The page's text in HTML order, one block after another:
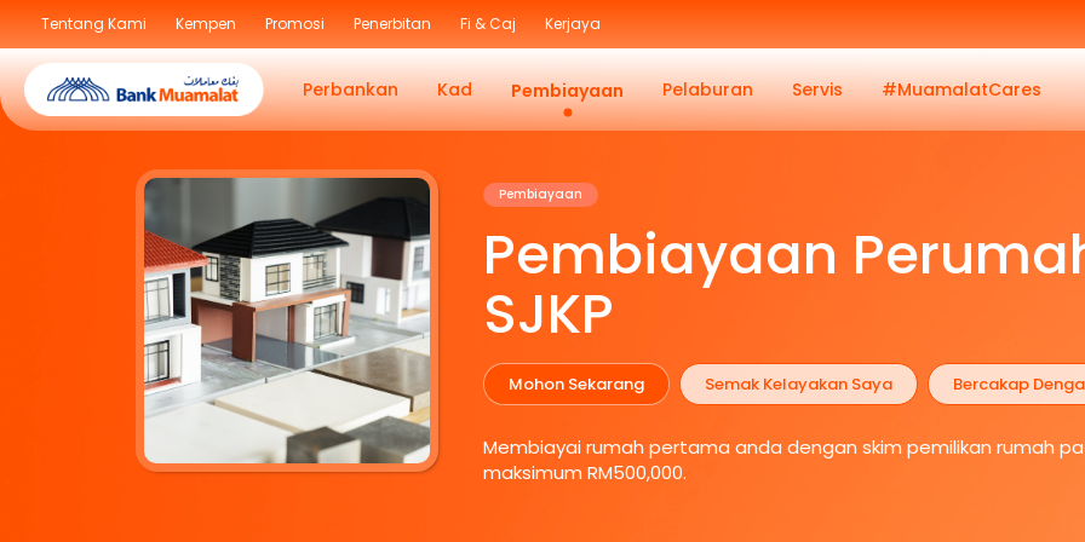
Tentang Kami Kempen Promosi Penerbitan Fi & Caj Kerjaya
Perbankan Kad Pembiayaan Pelaburan Servis #MuamalatCares
Pembiayaan
Pembiayaan
SJKP
Mohon Sekarang Semak Kelayakan Saya Bercakap
Membiayai rumah pertama anda dengan skim pemilikan rumah
maksimum RM500,000.